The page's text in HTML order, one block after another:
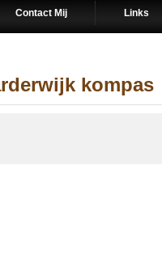
Contact Mij Links
kompas